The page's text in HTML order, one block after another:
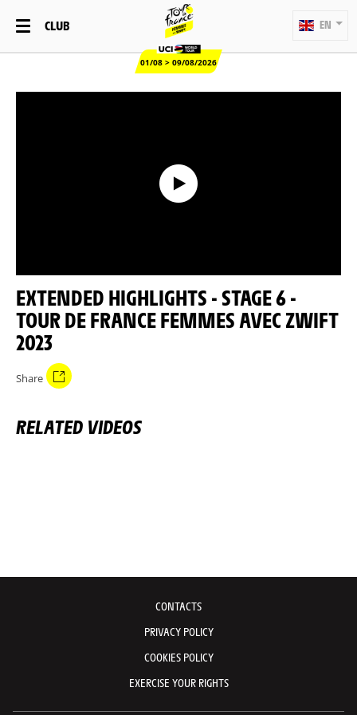
CLUB
01/08 > 09/08/2026
EN
EXTENDED HIGHLIGHTS - STAGE 6 -
TOUR DE FRANCE FEMMES AVEC ZWIFT
2023
Share
RELATED VIDEOS
CONTACTS
PRIVACY POLICY
COOKIES POLICY
EXERCISE YOUR RIGHTS